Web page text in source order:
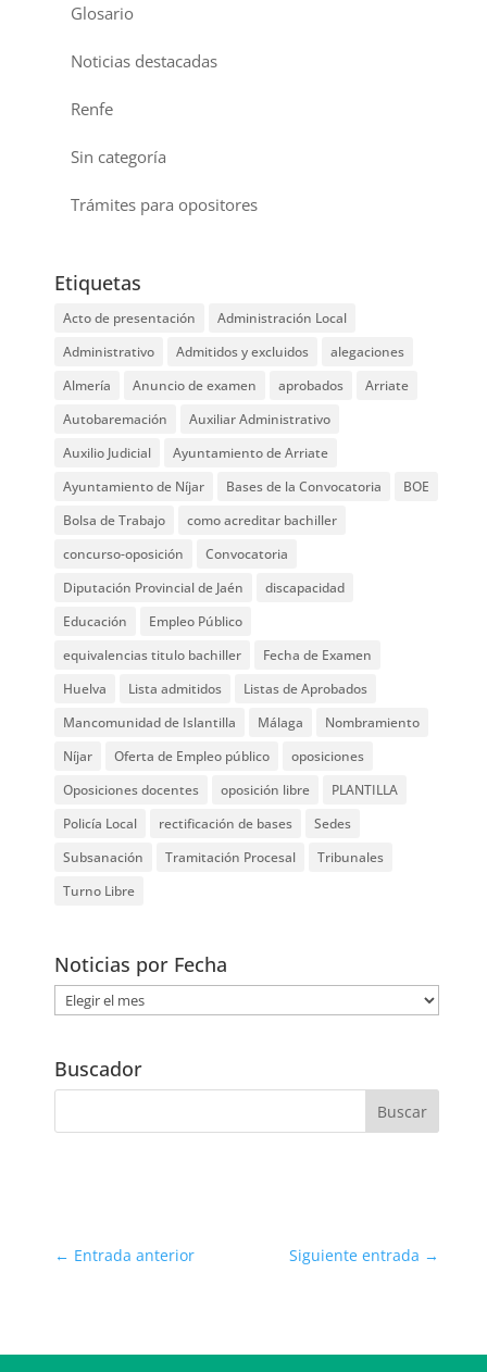
Glosario
Noticias destacadas
Renfe
Sin categoría
Trámites para opositores
Etiquetas
Acto de presentación
Administración Local
Administrativo
Admitidos y excluidos
alegaciones
Almería
Anuncio de examen aprobados
Arriate
Autobaremación
Auxiliar Administrativo
Auxilio Judicial
Ayuntamiento de Arriate
Ayuntamiento de Níjar
Bases de la Convocatoria
BOE
Bolsa de Trabajo
como acreditar bachiller
concurso-oposición
Convocatoria
Diputación Provincial de Jaén
discapacidad
Educación
Empleo Público
equivalencias titulo bachiller
Fecha de Examen
Huelva
Lista admitidos
Listas de Aprobados
Mancomunidad de Islantilla
Málaga
Nombramiento
Níjar
Oferta de Empleo público
oposiciones
Oposiciones docentes
oposición libre
PLANTILLA
Policía Local
rectificación de bases
Sedes
Subsanación
Tramitación Procesal
Tribunales
Turno Libre
Noticias por Fecha
Noticias
por
Buscador
← Entrada anterior Siguiente entrada →